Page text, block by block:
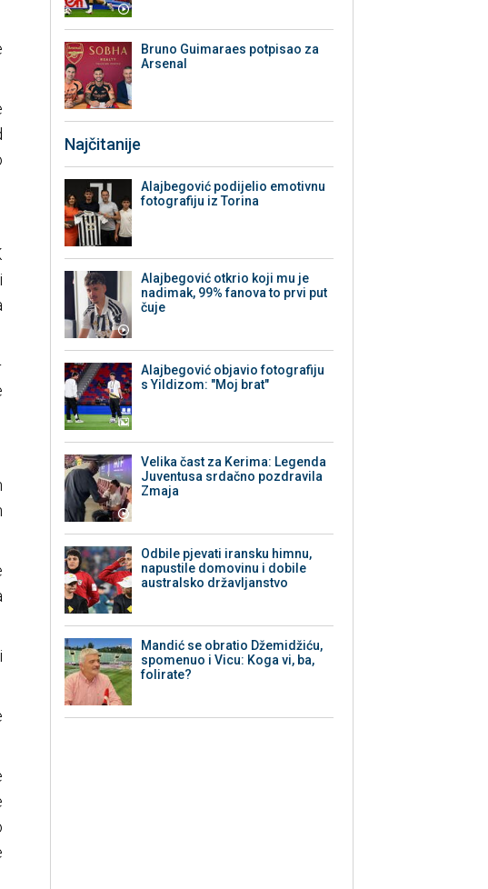
Bruno Guimaraes potpisao za
Arsenal
Najčitanije
Alajbegović podijelio emotivnu
fotografiju iz Torina
Alajbegović otkrio koji mu je
nadimak, 99% fanova to prvi put
čuje
Alajbegović objavio fotografiju
s Yildizom: "Moj brat"
Velika čast za Kerima: Legenda
Juventusa srdačno pozdravila
Zmaja
Odbile pjevati iransku himnu,
napustile domovinu i dobile
australsko državljanstvo
Mandić se obratio Džemidžiću,
spomenuo i Vicu: Koga vi, ba,
folirate?